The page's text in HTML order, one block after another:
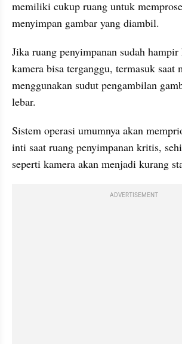
memiliki cukup ruang untuk
menyimpan gambar yang diambil.
Jika ruang penyimpanan sudah
kamera bisa terganggu, termasuk saat
menggunakan sudut pengambilan
lebar.
Sistem operasi umumnya akan
inti saat ruang penyimpanan kritis,
seperti kamera akan menjadi kurang
ADVERTISEMENT